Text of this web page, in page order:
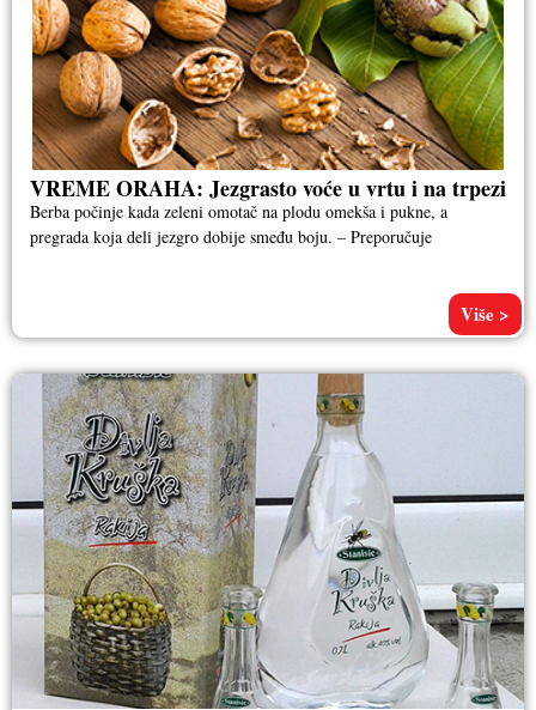
VREME ORAHA: Jezgrasto voće u vrtu i na trpezi
Berba počinje kada zeleni omotač na plodu omekša i pukne, a
pregrada koja deli jezgro dobije smeđu boju. – Preporučuje
Više >